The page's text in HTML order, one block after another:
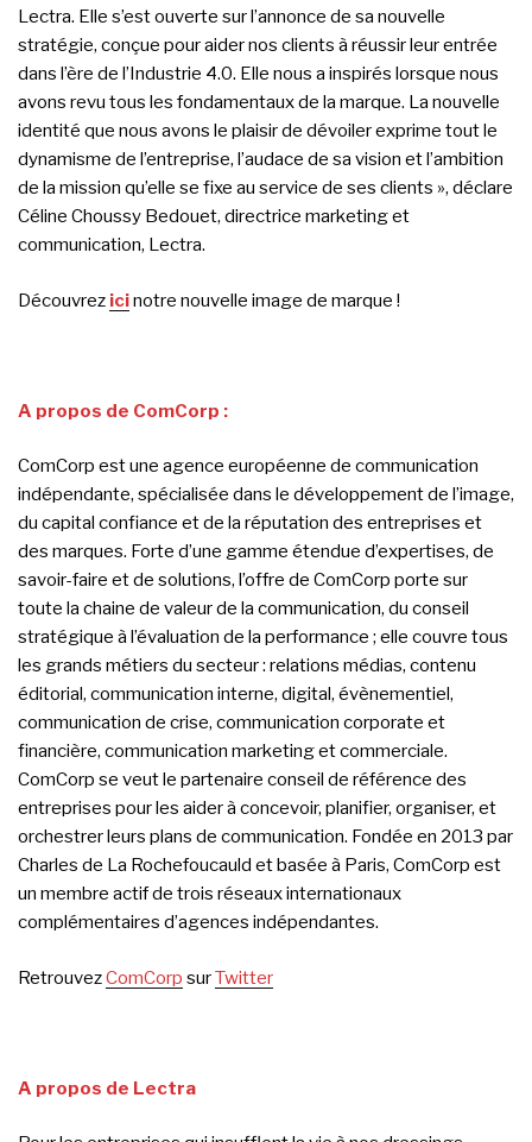
Lectra. Elle s’est ouverte sur l’annonce de sa nouvelle
stratégie, conçue pour aider nos clients à réussir leur entrée
dans l’ère de l’Industrie 4.0. Elle nous a inspirés lorsque nous
avons revu tous les fondamentaux de la marque. La nouvelle
identité que nous avons le plaisir de dévoiler exprime tout le
dynamisme de l’entreprise, l’audace de sa vision et l’ambition
de la mission qu’elle se fixe au service de ses clients », déclare
Céline Choussy Bedouet, directrice marketing et
communication, Lectra.
Découvrez icinotre nouvelle image de marque !
A propos de ComCorp :
ComCorp est une agence européenne de communication
indépendante, spécialisée dans le développement de l’image,
du capital confiance et de la réputation des entreprises et
des marques. Forte d’une gamme étendue d’expertises, de
savoir-faire et de solutions, l’offre de ComCorp porte sur
toute la chaine de valeur de la communication, du conseil
stratégique à l’évaluation de la performance ; elle couvre tous
les grands métiers du secteur : relations médias, contenu
éditorial, communication interne, digital, évènementiel,
communication de crise, communication corporate et
financière, communication marketing et commerciale.
ComCorp se veut le partenaire conseil de référence des
entreprises pour les aider à concevoir, planifier, organiser, et
orchestrer leurs plans de communication. Fondée en 2013 par
Charles de La Rochefoucauld et basée à Paris, ComCorp est
un membre actif de trois réseaux internationaux
complémentaires d’agences indépendantes.
RetrouvezComCorp surTwitter
A propos de Lectra